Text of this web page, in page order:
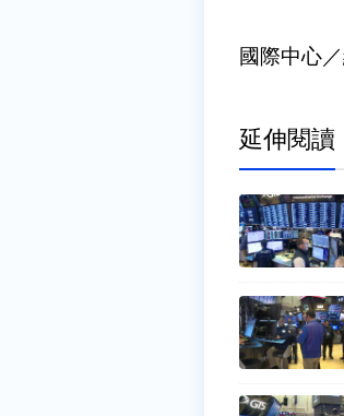
國際中心
延伸閱讀